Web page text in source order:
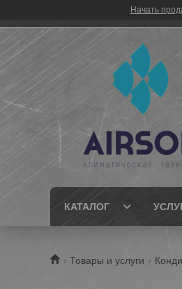
Начать
КАТАЛОГ
Товары и услуги